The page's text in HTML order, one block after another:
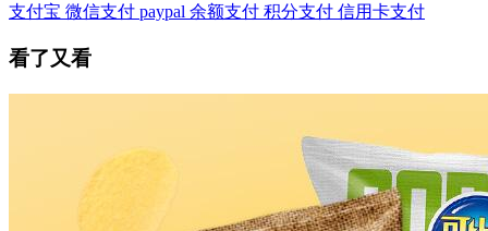
支付宝 微信支付 paypal 余额支付 积分支付 信用卡支付
看了又看